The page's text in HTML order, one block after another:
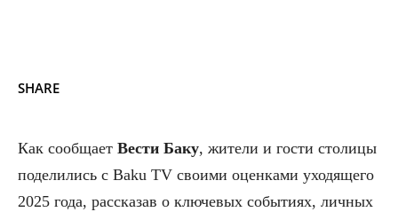
SHARE
Как сообщает Вести Баку, жители и гости столицы
поделились с Baku TV своими оценками уходящего
2025 года, рассказав о ключевых событиях, личных